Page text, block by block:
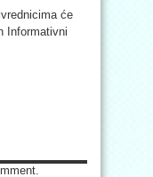
će
Informativni